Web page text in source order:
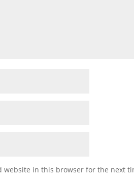
website in this browser for the next